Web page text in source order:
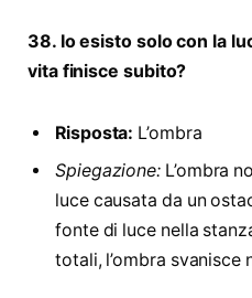
38. Io esisto solo con la
vita finisce subito?
Risposta: L’ombra
Spiegazione: L’ombra
luce causata da un
fonte di luce nella
totali, l’ombra svanisce